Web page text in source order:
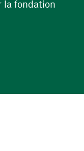
la fondation(ouvre